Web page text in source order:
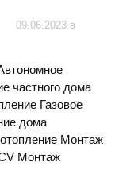
09.06.2023 в
частного дома
Газовое
дома
Монтаж
Монтаж